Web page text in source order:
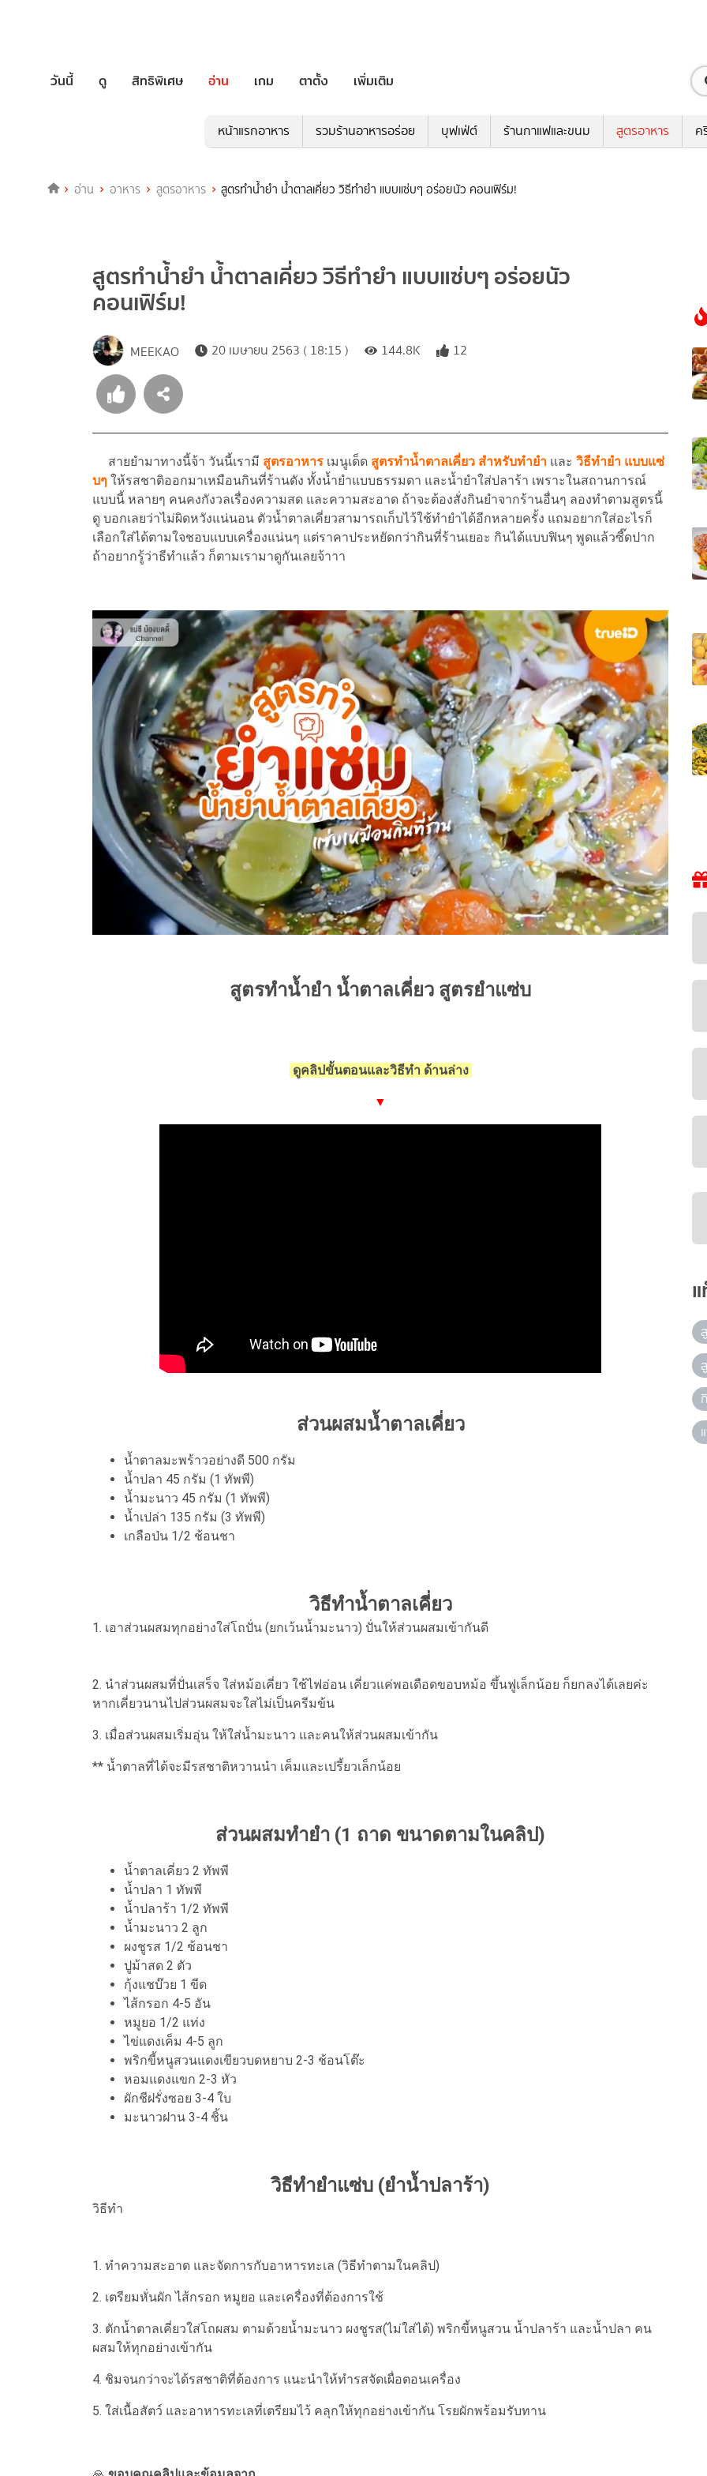
วันนี้ ดู สิทธิพิเศษ อ่าน เกม ตาตั้ง เพิ่มเติม
หน้าแรกอาหาร รวมร้านอาหารอร่อย บุฟเฟ่ต์ ร้านกาแฟและขนม สูตรอาหาร ค
อ่าน อาหาร สูตรอาหาร สูตรทำน้ำยำ น้ำตาลเคี่ยว วิธีทำยำ แบบแซ่บๆ อร่อยนัว คอนเฟิร์ม!
สูตรทำน้ำยำ น้ำตาลเคี่ยว วิธีทำยำ แบบแซ่บๆ อร่อยนัว
คอนเฟิร์ม!
MEEKAO 20 เมษายน 2563 ( 18:15 ) 144.8K 12
สายยำมาทางนี้จ้า วันนี้เรามี สูตรอาหาร เมนูเด็ด สูตรทำน้ำตาลเคี่ยว สำหรับทำยำ และ วิธีทำยำ แบบแซ่
บๆ ให้รสชาติออกมาเหมือนกินที่ร้านดัง ทั้งน้ำยำแบบธรรมดา และน้ำยำใส่ปลาร้า เพราะในสถานการณ์
แบบนี้ หลายๆ คนคงกังวลเรื่องความสด และความสะอาด ถ้าจะต้องสั่งกินยำจากร้านอื่นๆ ลองทำตามสูตรนี้
ดู บอกเลยว่าไม่ผิดหวังแน่นอน ตัวน้ำตาลเคี่ยวสามารถเก็บไว้ใช้ทำยำได้อีกหลายครั้ง แถมอยากใส่อะไรก็
เลือกใส่ได้ตามใจชอบแบบเครื่องแน่นๆ แต่ราคาประหยัดกว่ากินที่ร้านเยอะ กินได้แบบฟินๆ พูดแล้วซี๊ดปาก
ถ้าอยากรู้ว่าธีทำแล้ว ก็ตามเรามาดูกันเลยจ้าาา
สูตรทำน้ำยำ น้ำตาลเคี่ยว สูตรยำแซ่บ
ดูคลิปขั้นตอนและวิธีทำ ด้านล่าง
▼
ส่วนผสมน้ำตาลเคี่ยว
น้ำตาลมะพร้าวอย่างดี 500 กรัม
น้ำปลา 45 กรัม (1 ทัพพี)
น้ำมะนาว 45 กรัม (1 ทัพพี)
น้ำเปล่า 135 กรัม (3 ทัพพี)
เกลือป่น 1/2 ช้อนชา
วิธีทำน้ำตาลเคี่ยว
1. เอาส่วนผสมทุกอย่างใส่โถปั่น (ยกเว้นน้ำมะนาว) ปั่นให้ส่วนผสมเข้ากันดี
2. นำส่วนผสมที่ปั่นเสร็จ ใส่หม้อเคี่ยว ใช้ไฟอ่อน เคี่ยวแค่พอเดือดขอบหม้อ ขึ้นฟูเล็กน้อย ก็ยกลงได้เลยค่ะ
หากเคี่ยวนานไปส่วนผสมจะใสไม่เป็นครีมข้น
3. เมื่อส่วนผสมเริ่มอุ่น ให้ใส่น้ำมะนาว และคนให้ส่วนผสมเข้ากัน
** น้ำตาลที่ได้จะมีรสชาติหวานนำ เค็มและเปรี้ยวเล็กน้อย
ส่วนผสมทำยำ (1 ถาด ขนาดตามในคลิป)
น้ำตาลเคี่ยว 2 ทัพพี
น้ำปลา 1 ทัพพี
น้ำปลาร้า 1/2 ทัพพี
น้ำมะนาว 2 ลูก
ผงชูรส 1/2 ช้อนชา
ปูม้าสด 2 ตัว
กุ้งแชบ๊วย 1 ขีด
ไส้กรอก 4-5 อัน
หมูยอ 1/2 แท่ง
ไข่แดงเค็ม 4-5 ลูก
พริกขี้หนูสวนแดงเขียวบดหยาบ 2-3 ช้อนโต๊ะ
หอมแดงแขก 2-3 หัว
ผักชีฝรั่งซอย 3-4 ใบ
มะนาวฝาน 3-4 ชิ้น
วิธีทำยำแซ่บ (ยำน้ำปลาร้า)
วิธีทำ
1. ทำความสะอาด และจัดการกับอาหารทะเล (วิธีทำตามในคลิป)
2. เตรียมหั่นผัก ไส้กรอก หมูยอ และเครื่องที่ต้องการใช้
3. ตักน้ำตาลเคี่ยวใส่โถผสม ตามด้วยน้ำมะนาว ผงชูรส(ไม่ใส่ได้) พริกขี้หนูสวน น้ำปลาร้า และน้ำปลา คน
ผสมให้ทุกอย่างเข้ากัน
4. ชิมจนกว่าจะได้รสชาติที่ต้องการ แนะนำให้ทำรสจัดเผื่อตอนเครื่อง
5. ใส่เนื้อสัตว์ และอาหารทะเลที่เตรียมไว้ คลุกให้ทุกอย่างเข้ากัน โรยผักพร้อมรับทาน